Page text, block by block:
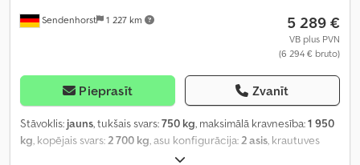
Sendenhorst 1 227 km 5 289 €
VB plus PVN
(6 294 € bruto)
Pieprasīt Zvanīt
Stāvoklis: jauns, tukšais svars:750 kg, maksimālā kravnesība:1 950
kg, kopējais svars:2 700 kg, asu konfigurācija:2 asis, krautuves
, iekraušanas vietas platums: